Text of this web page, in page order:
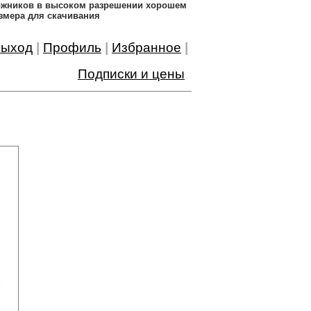
в высоком разрешении хорошем
для скачивания
Профиль Избранное
Подписки и цены